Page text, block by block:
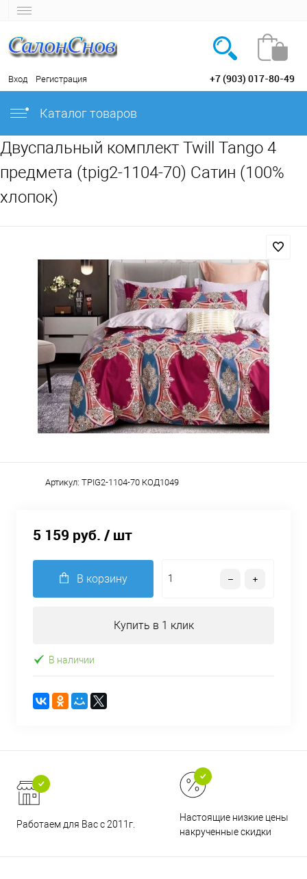
Вход Регистрация +7 (903) 017-80-49
Каталог товаров
Двуспальный комплект Twill Tango 4
предмета (tpig2-1104-70) Сатин (100%
хлопок)
Артикул: TPIG2-1104-70 КОД1049
5 159 руб. / шт
В корзину
Купить в 1 клик
В наличии
Работаем для Вас с 2011г.
Настоящие низкие цены и
накрученные скидки